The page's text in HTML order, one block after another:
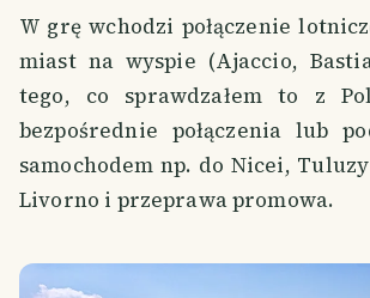
W grę wchodzi połączenie
miast na wyspie (Ajaccio,
tego, co sprawdzałem to z
bezpośrednie połączenia lub
samochodem np. do Nicei,
Livorno i przeprawa promowa.